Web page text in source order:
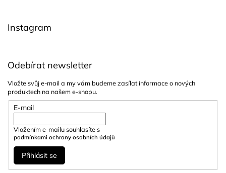
Instagram
Odebírat newsletter
Vložte svůj e-mail a my vám budeme zasílat informace o nových
produktech na našem e-shopu.
E-mail
Vložením e-mailu souhlasíte s
podmínkami ochrany osobních údajů
Přihlásit se